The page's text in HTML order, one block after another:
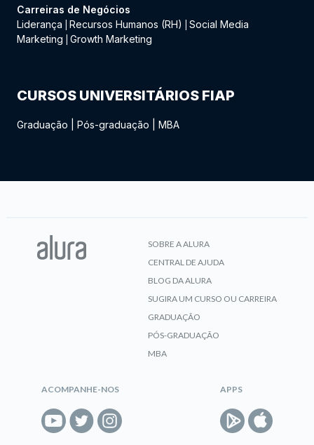
Carreiras de Negócios
Liderança
Recursos Humanos (RH)
Social Media
Marketing
Growth Marketing
CURSOS UNIVERSITÁRIOS FIAP
Graduação Pós-graduação MBA
SOBRE A ALURA
CENTRAL DE AJUDA
BLOG DA ALURA
SUGIRA UM CURSO OU CARREIRA
GRADUAÇÃO
PÓS-GRADUAÇÃO
MBA
ACOMPANHE-NOS APPS